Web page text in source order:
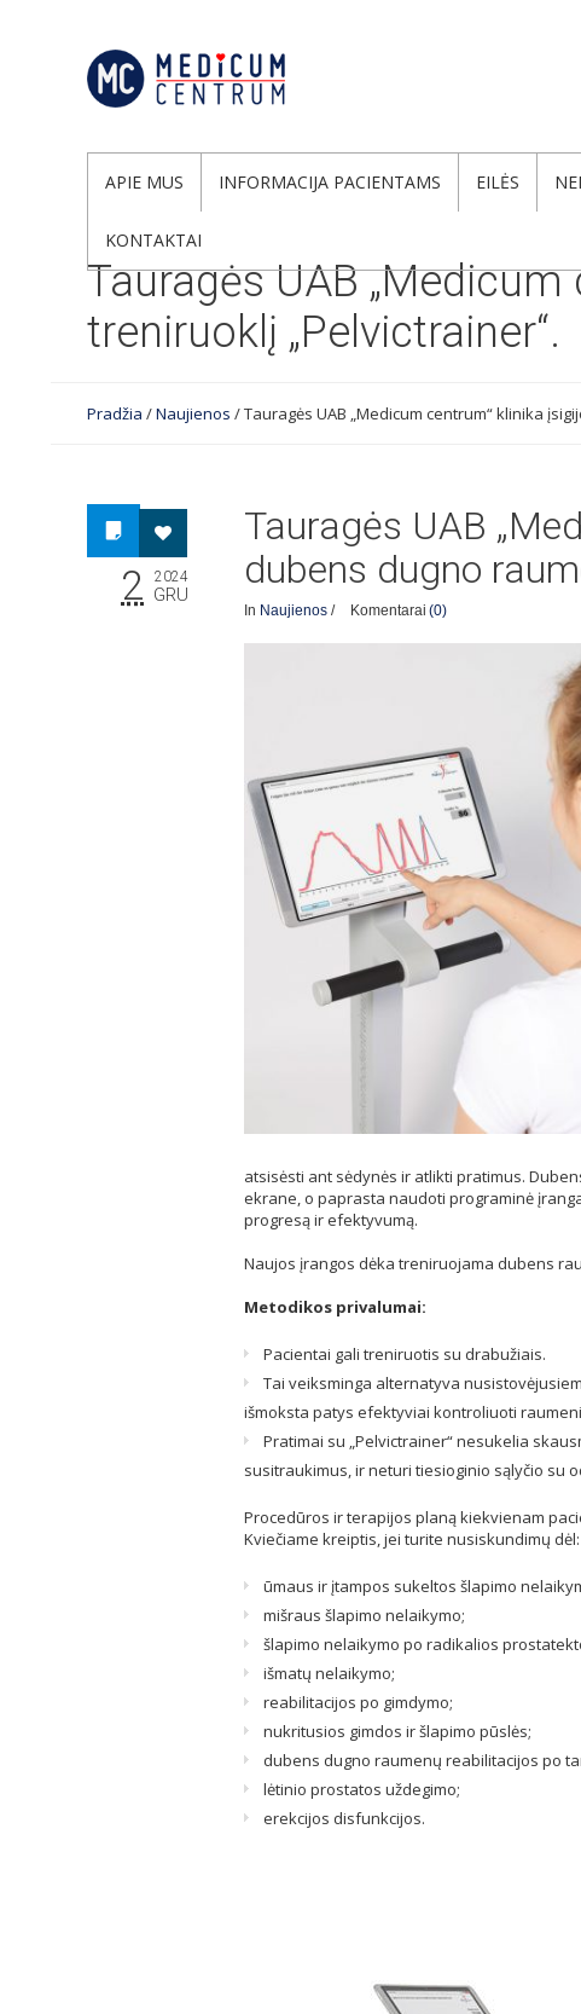
APIE MUS INFORMACIJA PACIENTAMS EILĖS
KONTAKTAI
Tauragės UAB
treniruoklį „Pelvictrainer“.
Pradžia /Naujienos /Tauragės UAB „Medicum centrum“ klinika
2 2024
GRU
Tauragės UAB
dubens dugno
In Naujienos / Komentarai (0)
atsisėsti ant sėdynės ir atlikti pratimus.
ekrane, o paprasta naudoti programinė
progresą ir efektyvumą.
Naujos įrangos dėka treniruojama dubens
Metodikos privalumai:
Pacientai gali treniruotis su drabužiais.
Tai veiksminga alternatyva
išmoksta patys efektyviai kontroliuoti
Pratimai su „Pelvictrainer“ nesukelia
susitraukimus, ir neturi tiesioginio sąlyčio su
Procedūros ir terapijos planą kiekvienam
Kviečiame kreiptis, jei turite nusiskundimų dėl:
ūmaus ir įtampos sukeltos šlapimo
mišraus šlapimo nelaikymo;
šlapimo nelaikymo po radikalios
išmatų nelaikymo;
reabilitacijos po gimdymo;
nukritusios gimdos ir šlapimo pūslės;
dubens dugno raumenų reabilitacijos po
lėtinio prostatos uždegimo;
erekcijos disfunkcijos.